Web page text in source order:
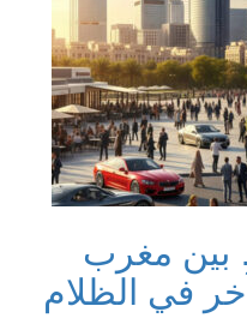
مغرب
في الظلام